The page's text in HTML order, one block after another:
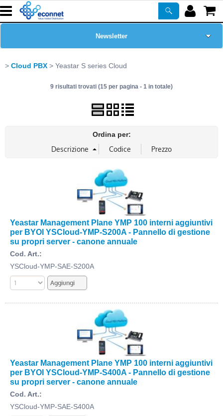
Chi siamo
Prodotti
Corsi
Certificazioni
Newsletter
PROMO ATTIVE
Cloud PBX Yeastar S series Cloud
9 risultati trovati (15 per pagina - 1 in totale)
Ordina per:
Yeastar Management Plane YMP 100 interni aggiuntivi
per BYOI YSCloud-YMP-S200A - Pannello di gestione
su propri server - canone annuale
Cod. Art.:
YSCloud-YMP-SAE-S200A
Yeastar Management Plane YMP 100 interni aggiuntivi
per BYOI YSCloud-YMP-S400A - Pannello di gestione
su propri server - canone annuale
Cod. Art.:
YSCloud-YMP-SAE-S400A